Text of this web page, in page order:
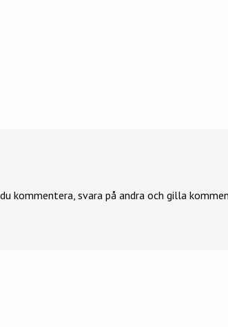
kommentera, svara på andra och gilla